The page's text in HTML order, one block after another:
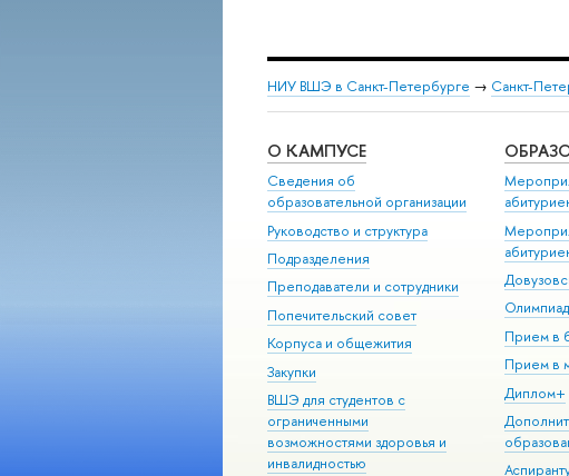
НИУ ВШЭ в Санкт-Петербурге → Санкт-
О КАМПУСЕ
Сведения об
образовательной организации
Руководство и структура
Подразделения
Преподаватели и сотрудники
Попечительский совет
Корпуса и общежития
Закупки
ВШЭ для студентов с
ограниченными
возможностями здоровья и
инвалидностью
Прием в
Прием в
Диплом+